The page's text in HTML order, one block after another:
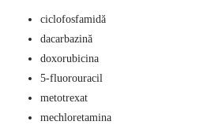
ciclofosfamidă
dacarbazină
doxorubicina
5-fluorouracil
metotrexat
mechloretamina